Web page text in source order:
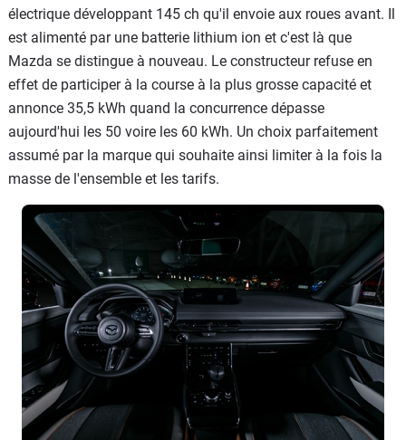
électrique développant 145 ch qu'il envoie aux roues avant. Il
est alimenté par une batterie lithium ion et c'est là que
Mazda se distingue à nouveau. Le constructeur refuse en
effet de participer à la course à la plus grosse capacité et
annonce 35,5 kWh quand la concurrence dépasse
aujourd'hui les 50 voire les 60 kWh. Un choix parfaitement
assumé par la marque qui souhaite ainsi limiter à la fois la
masse de l'ensemble et les tarifs.